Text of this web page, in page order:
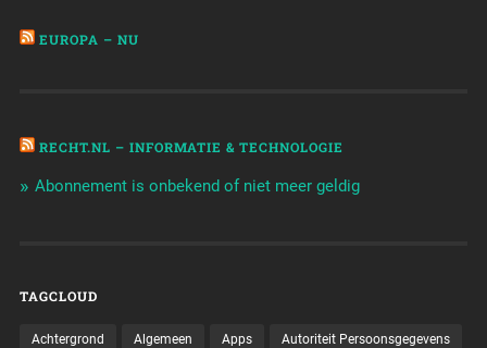
EUROPA – NU
RECHT.NL – INFORMATIE & TECHNOLOGIE
Abonnement is onbekend of niet meer geldig
TAGCLOUD
Achtergrond Algemeen Apps Autoriteit Persoonsgegevens